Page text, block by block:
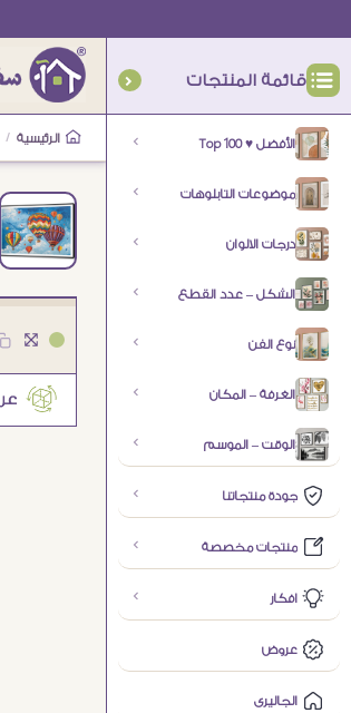
قائمة المنتجات
الأفضل ♥ Top 100
موضوعات التابلوهات
درجات الالوان
الشكل – عدد القطع
نوع الفن
الغرفة – المكان
الوقت – الموسم
جودة منتجاتنا
منتجات مخصصة
افكار
عروض
الجاليرى
الرئيسية /